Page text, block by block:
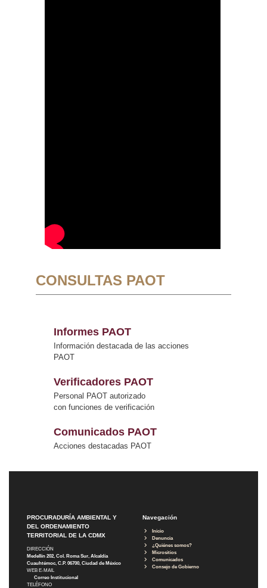
CONSULTAS PAOT
Informes PAOT
Información destacada de las acciones
PAOT
Verificadores PAOT
Personal PAOT autorizado
con funciones de verificación
Comunicados PAOT
Acciones destacadas PAOT
PROCURADURÍA AMBIENTAL Y
DEL ORDENAMIENTO
TERRITORIAL DE LA CDMX
DIRECCIÓN
Medellín 202, Col. Roma Sur, Alcaldía
Cuauhtémoc, C.P. 06700, Ciudad de México
WEB E-MAIL
Correo Institucional
TELÉFONO
Navegación
Inicio
Denuncia
¿Quiénes somos?
Micrositios
Comunicados
Consejo de Gobierno